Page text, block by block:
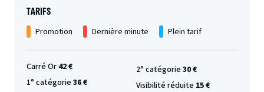
TARIFS
Promotion Dernière minute Plein tarif
Carré Or 42 €
1° catégorie36 €
2° catégorie 30 €
Visibilité réduite 15 €